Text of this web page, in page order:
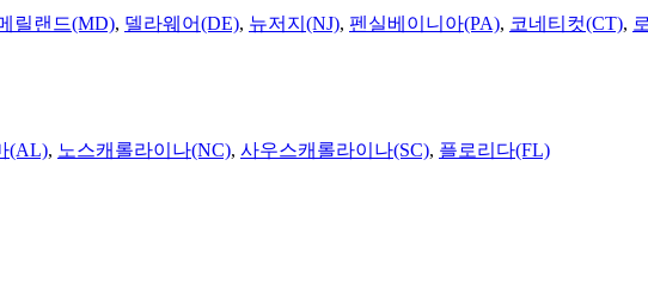
릴랜드(MD), 델라웨어(DE), 뉴저지(NJ), 펜실베이니아(PA), 코네티컷(CT),
(AL), 노스캐롤라이나(NC), 사우스캐롤라이나(SC), 플로리다(FL)